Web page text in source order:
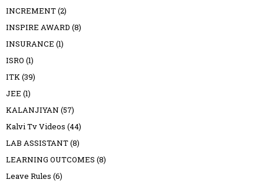
INCREMENT(2)
INSPIRE AWARD (8)
INSURANCE (1)
ISRO (1)
ITK(39)
JEE (1)
KALANJIYAN (57)
Kalvi Tv Videos (44)
LAB ASSISTANT(8)
LEARNING OUTCOMES (8)
Leave Rules (6)